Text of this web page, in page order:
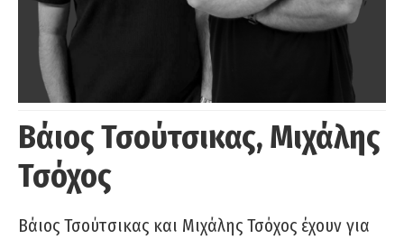
Βάιος Τσούτσικας, Μιχάλης
Τσόχος
Βάιος Τσούτσικας και Μιχάλης Τσόχος έχουν για